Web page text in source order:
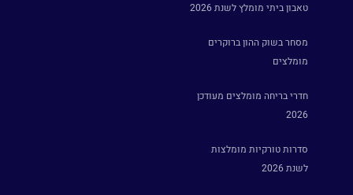
טאבון ביתי מומלץ לשנת 2026
מסחר בשוק ההון ברוקרים
מומלצים
חדרי בריחה מומלצים מעודכן
2026
סדרות טורקיות מומלצות
לשנת 2026